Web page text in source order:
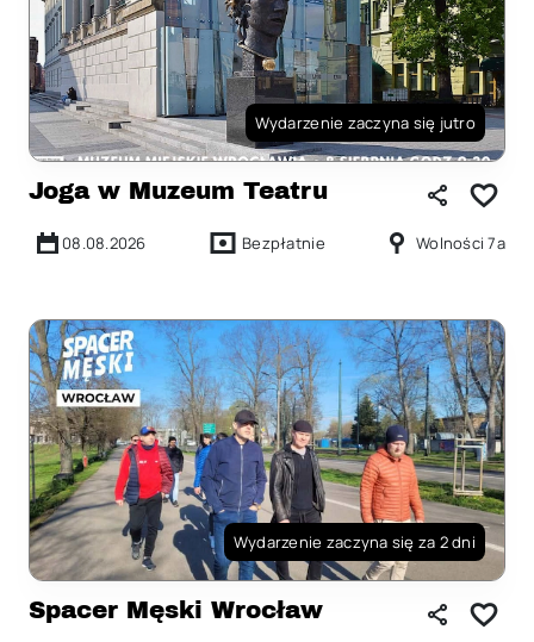
Wydarzenie zaczyna się jutro
Joga w Muzeum Teatru
08.08.2026 Bezpłatnie Wolności 7a
Wydarzenie zaczyna się za 2 dni
Spacer Męski Wrocław